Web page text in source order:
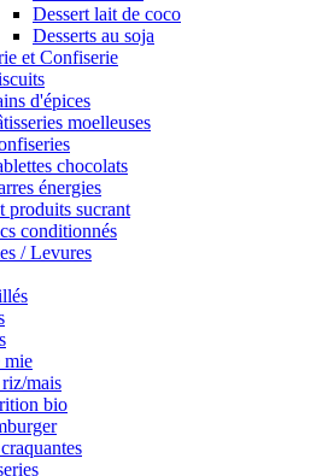
Dessert lait de coco
Desserts au soja
et Confiserie
d'épices
moelleuses
chocolats
énergies
produits sucrant
conditionnés
/ Levures
mie
mais
bio